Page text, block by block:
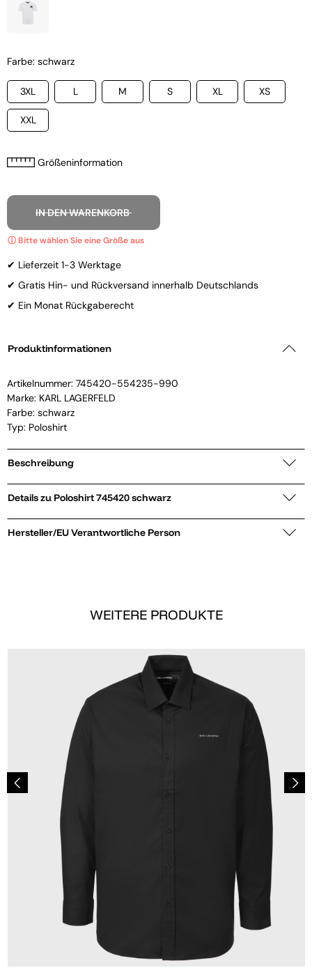
Farbe: schwarz
3XL L M S XL XS
XXL
Größeninformation
IN DEN WARENKORB
✔ Lieferzeit 1-3 Werktage
✔ Gratis Hin- und Rückversand innerhalb Deutschlands
✔ Ein Monat Rückgaberecht
Produktinformationen
Artikelnummer: 745420-554235-990
Marke: KARL LAGERFELD
Farbe: schwarz
Typ: Poloshirt
Beschreibung
Details zu Poloshirt 745420 schwarz
Hersteller/EU Verantwortliche Person
WEITERE PRODUKTE